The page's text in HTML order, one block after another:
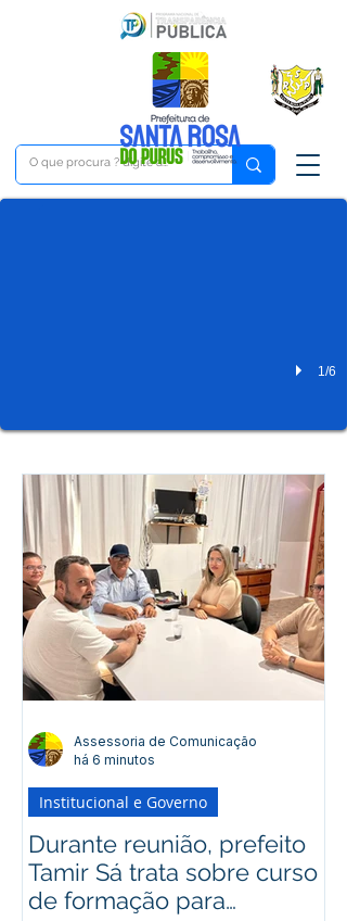
Durante reunião, prefeito Tamir Sá
Institucional e Governo
1/6
Durante reunião, prefeito
Tamir Sá trata sobre curso
de formação para
Institucional e Governo
Assessoria de Comunicação
há 6 minutos